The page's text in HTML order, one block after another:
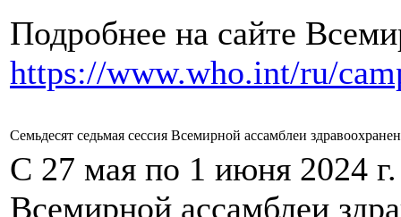
Подробнее на сайте
https://www.who.int/ru/
Семьдесят седьмая сессия Всемирной ассамблеи
С 27 мая по 1 июня 2024
Всемирной ассамблеи